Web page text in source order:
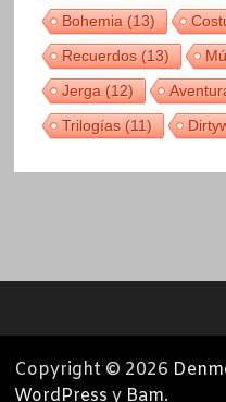
Bohemia(13)
Recuerdos(13)
Jerga(12)
Trilogías(11)
Copyright © 2026
WordPress y Bam.